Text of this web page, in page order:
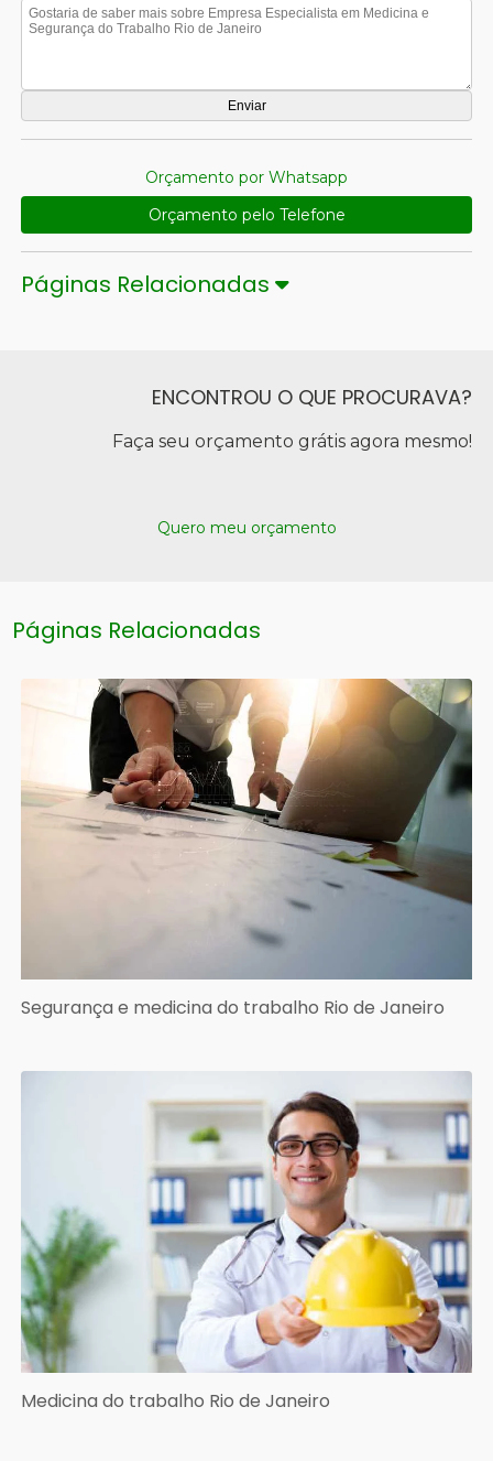
Orçamento por Whatsapp
Orçamento pelo Telefone
Páginas Relacionadas
ENCONTROU O QUE PROCURAVA?
Faça seu orçamento grátis agora mesmo!
Quero meu orçamento
Páginas Relacionadas
Segurança e medicina do trabalho Rio de Janeiro
Medicina do trabalho Rio de Janeiro